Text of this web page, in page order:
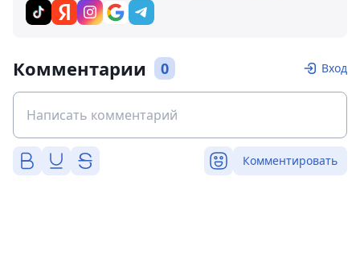
Комментарии 0 Вход
Комментировать